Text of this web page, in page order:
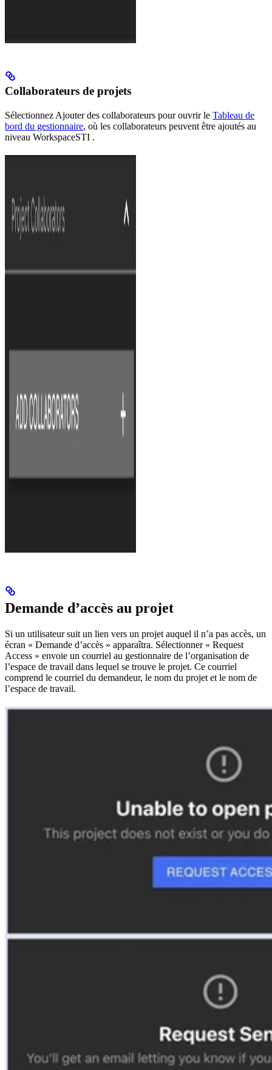
Collaborateurs de projets
Sélectionnez Ajouter des collaborateurs pour ouvrir le Tableau de
bord du gestionnaire, où les collaborateurs peuvent être ajoutés au
niveau WorkspaceSTI .
Demande d’accès au projet
Si un utilisateur suit un lien vers un projet auquel il n’a pas accès, un
écran « Demande d’accès » apparaîtra. Sélectionner « Request
Access » envoie un courriel au gestionnaire de l’organisation de
l’espace de travail dans lequel se trouve le projet. Ce courriel
comprend le courriel du demandeur, le nom du projet et le nom de
l’espace de travail.